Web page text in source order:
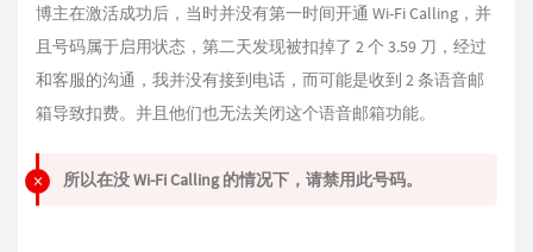
博主在激活成功后，当时并没有第一时间开通 Wi-Fi Calling，并
且号码属于启用状态，第二天发现被扣掉了 2 个 3.59 刀，经过
和客服的沟通，我并没有接到电话，而可能是收到 2 条语音邮
箱导致扣费。并且他们也无法关闭这个语音邮箱功能。
所以在没 Wi-Fi Calling 的情况下，请禁用此号码。